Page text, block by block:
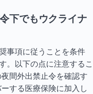
下でもウクライナ
事項に従うことを条件
。以下の点に注意するこ
間外出禁止令を確認す
する医療保険に加入し